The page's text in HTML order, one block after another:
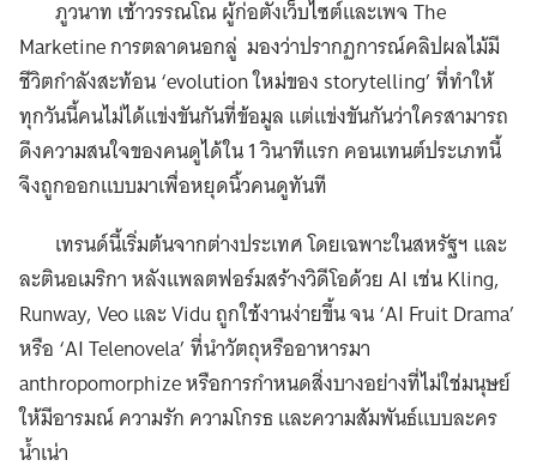
ภูวนาท เช้าวรรณโณ ผู้ก่อตั้งเว็บไซต์และเพจ The
Marketine การตลาดนอกลู่ มองว่าปรากฏการณ์คลิปผลไม้มี
ชีวิตกำลังสะท้อน ‘evolution ใหม่ของ storytelling’ ที่ทำให้
ทุกวันนี้คนไม่ได้แข่งขันกันที่ข้อมูล แต่แข่งขันกันว่าใครสามารถ
ดึงความสนใจของคนดูได้ใน 1 วินาทีแรก คอนเทนต์ประเภทนี้
จึงถูกออกแบบมาเพื่อหยุดนิ้วคนดูทันที
เทรนด์นี้เริ่มต้นจากต่างประเทศ โดยเฉพาะในสหรัฐฯ และ
ละตินอเมริกา หลังแพลตฟอร์มสร้างวิดีโอด้วย AI เช่น Kling,
Runway, Veo และ Vidu ถูกใช้งานง่ายขึ้น จน ‘AI Fruit Drama’
หรือ ‘AI Telenovela’ ที่นำวัตถุหรืออาหารมา
anthropomorphize หรือการกำหนดสิ่งบางอย่างที่ไม่ใช่มนุษย์
ให้มีอารมณ์ ความรัก ความโกรธ และความสัมพันธ์แบบละคร
น้ำเน่า